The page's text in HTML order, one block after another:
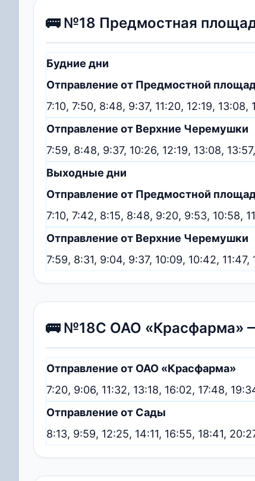
🚌 №18 Предмостная
Будние дни
Отправление от Предмостной
7:10, 7:50, 8:48, 9:37, 11:20, 12:19, 13:08,
Отправление от Верхние Черемушки
7:59, 8:48, 9:37, 10:26, 12:19, 13:08,
Выходные дни
Отправление от Предмостной
7:10, 7:42, 8:15, 8:48, 9:20, 9:53, 10:58,
Отправление от Верхние Черемушки
7:59, 8:31, 9:04, 9:37, 10:09, 10:42,
🚌 №18С ОАО «Красфарма»
Отправление от ОАО «Красфарма»
7:20, 9:06, 11:32, 13:18, 16:02, 17:48,
Отправление от Сады
8:13, 9:59, 12:25, 14:11, 16:55, 18:41,